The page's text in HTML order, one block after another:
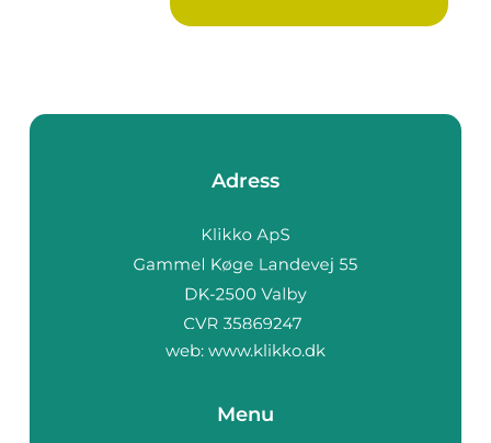
Adress
web: www.klikko.dk
Menu